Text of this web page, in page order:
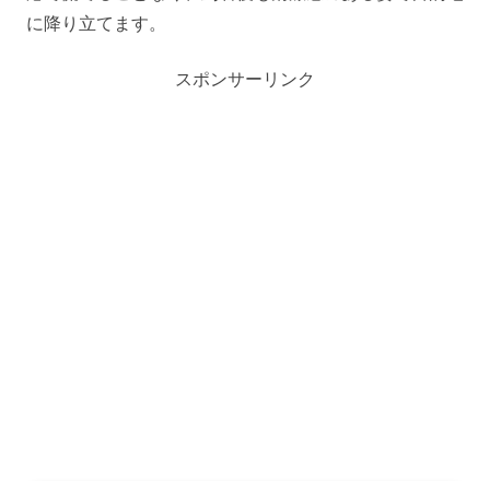
に降り立てます。
スポンサーリンク